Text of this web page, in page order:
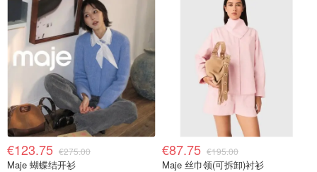
€123.75 €275.00
Maje 蝴蝶结开衫
€87.75 €195.00
Maje 丝巾领(可拆卸)衬衫